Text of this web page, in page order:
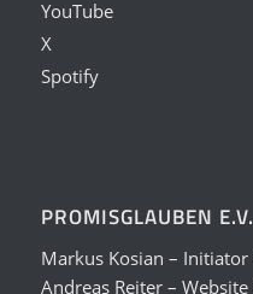
YouTube
X
Spotify
PROMISGLAUBEN E.V.
Markus Kosian –
Andreas Reiter –